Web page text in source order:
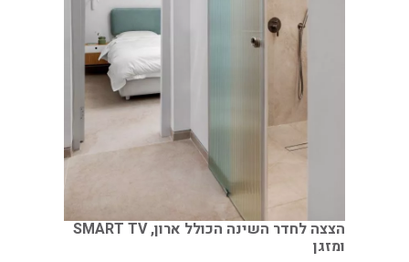
הצצה לחדר השינה הכולל ארון, SMART TV
ומזגן